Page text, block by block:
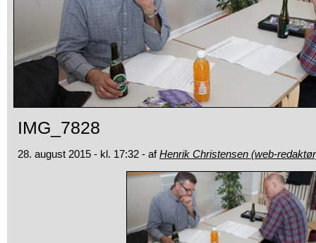
IMG_7828
28. august 2015 - kl. 17:32 - afHenrik Christensen (web-